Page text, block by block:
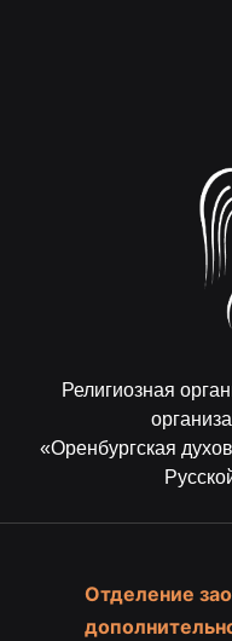
Религиозная
«Оренбургская
Отделение